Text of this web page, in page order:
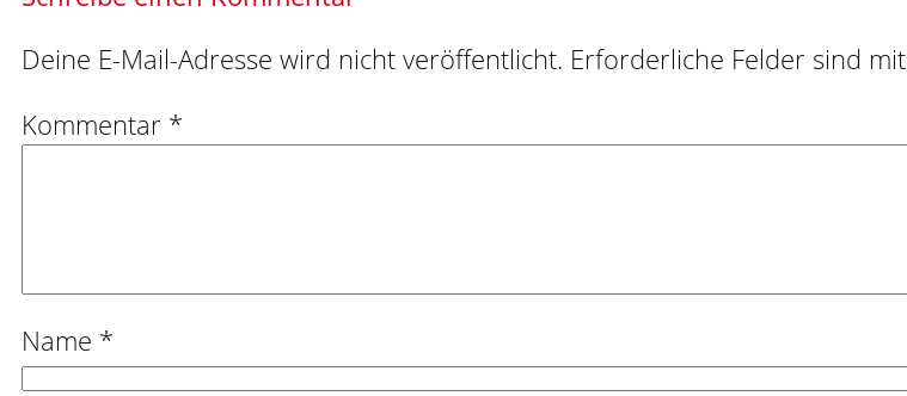
Deine E-Mail-Adresse wird nicht veröffentlicht. Erforderliche Felder sind mit
Kommentar *
Name *